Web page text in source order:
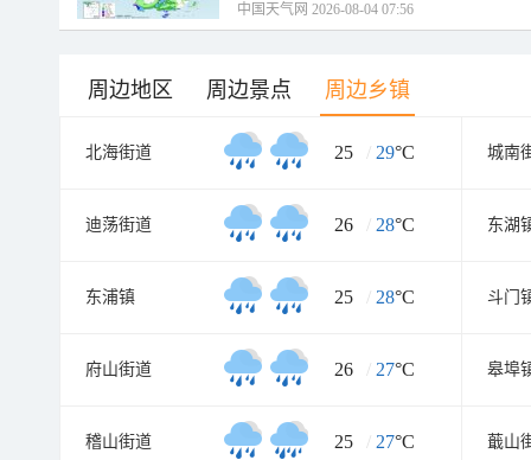
中国天气网 2026-08-04 07:56
周边地区 周边景点 周边乡镇
北海街道 25 / 29°C 城南
迪荡街道 26 / 28°C 东湖
东浦镇 25 / 28°C 斗门
府山街道 26 / 27°C 皋埠
稽山街道 25 / 27°C 蕺山